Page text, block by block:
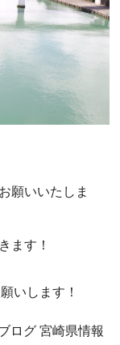
願いいたしま
ます！
いします！